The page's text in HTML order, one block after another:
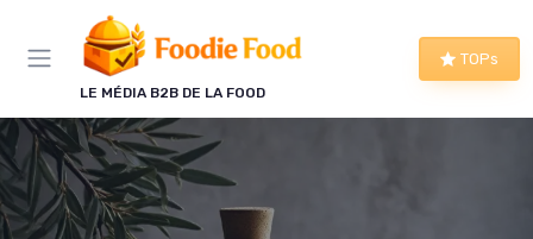
LE MÉDIA B2B DE LA FOOD
TOPs
Panneau de gestion des cookies